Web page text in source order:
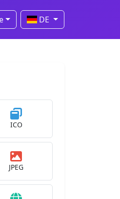
DE
ICO
JPEG